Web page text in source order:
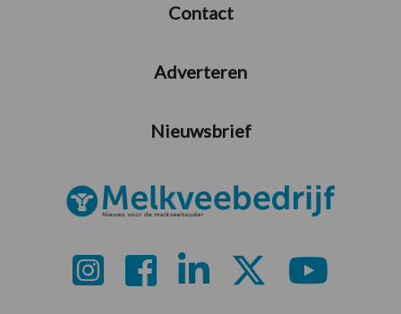
Contact
Adverteren
Nieuwsbrief